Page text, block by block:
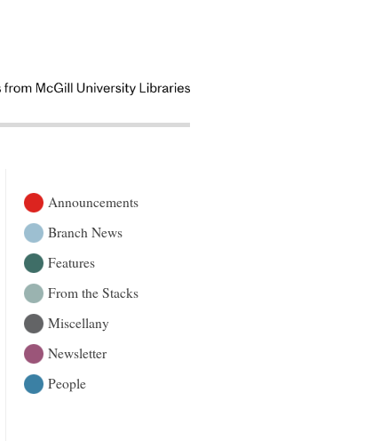
Announcements
Branch News
Features
From the Stacks
Miscellany
Newsletter
People